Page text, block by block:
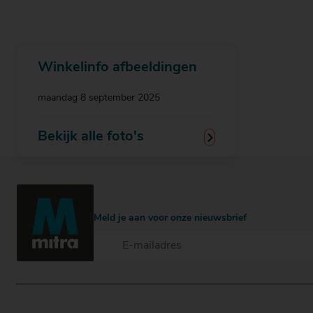
Winkelinfo afbeeldingen
maandag 8 september 2025
Meld je aan voor onze nieuwsbrief